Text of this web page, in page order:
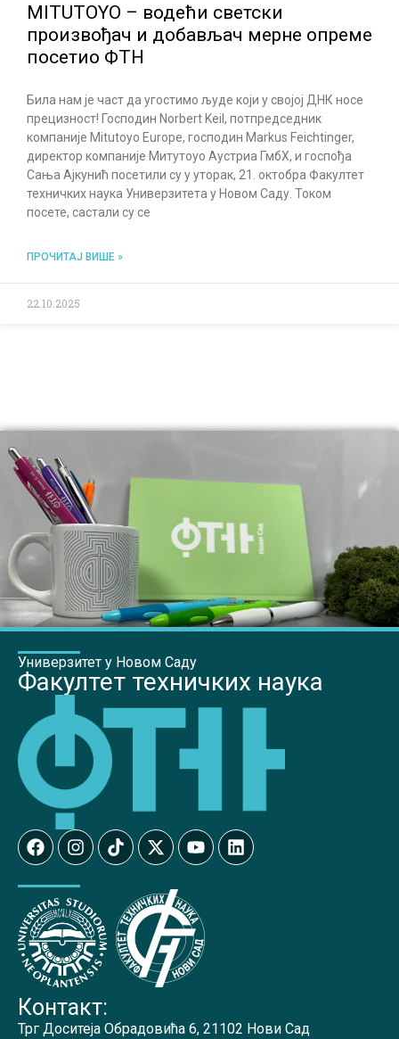
MITUTOYO – водећи светски
произвођач и добављач мерне опреме
посетио ФТН
Била нам је част да угостимо људе који у својој ДНК носе
прецизност! Господин Norbert Keil, потпредседник
компаније Mitutoyo Europe, господин Markus Feichtinger,
директор компаније Митутоyо Аустриа ГмбХ, и госпођа
Сања Ајкунић посетили су у уторак, 21. октобра Факултет
техничких наука Универзитета у Новом Саду. Током
посете, састали су се
ПРОЧИТАЈ ВИШЕ »
22.10.2025
Универзитет у Новом Саду
Факултет техничких наука
Контакт:
Трг Доситеја Обрадовића 6, 21102 Нови Сад